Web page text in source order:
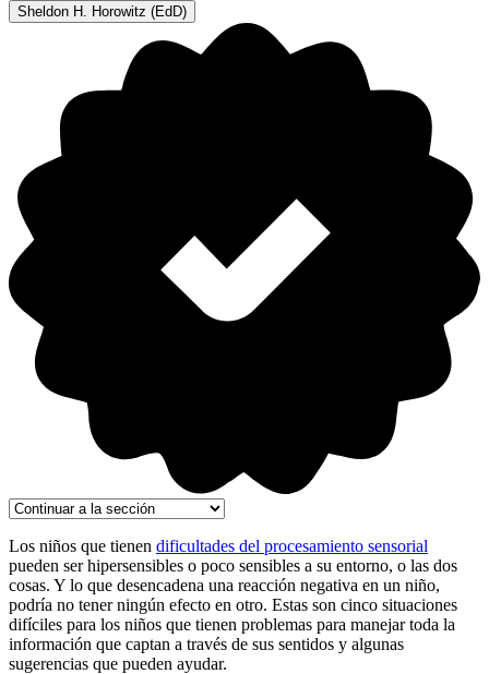
Sheldon H. Horowitz (EdD)
Los niños que tienen dificultades del procesamiento sensorial
pueden ser hipersensibles o poco sensibles a su entorno, o las dos
cosas. Y lo que desencadena una reacción negativa en un niño,
podría no tener ningún efecto en otro. Estas son cinco situaciones
difíciles para los niños que tienen problemas para manejar toda la
información que captan a través de sus sentidos y algunas
sugerencias que pueden ayudar.